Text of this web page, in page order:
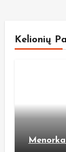
Kelionių